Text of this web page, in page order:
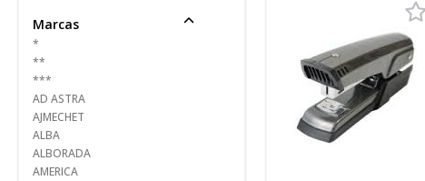
Marcas
*
**
***
AD ASTRA
AJMECHET
ALBA
ALBORADA
AMERICA